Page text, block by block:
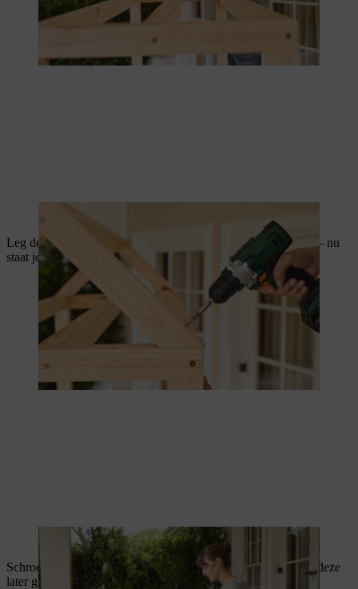
Het bovenste deel maakt de dakconstructie compleet.
Leg de tomatenkas op z'n zij en schroef de vloer eronder vast – nu
staat je tomatenkas op een stevig fundament.
De vloer van de kas vormt een stabiele fundament.
Schroef nu de zwenkwielen aan de vloer van de kas, zodat je deze
later gemakkelijk naar een geschikte plaats kan rollen.